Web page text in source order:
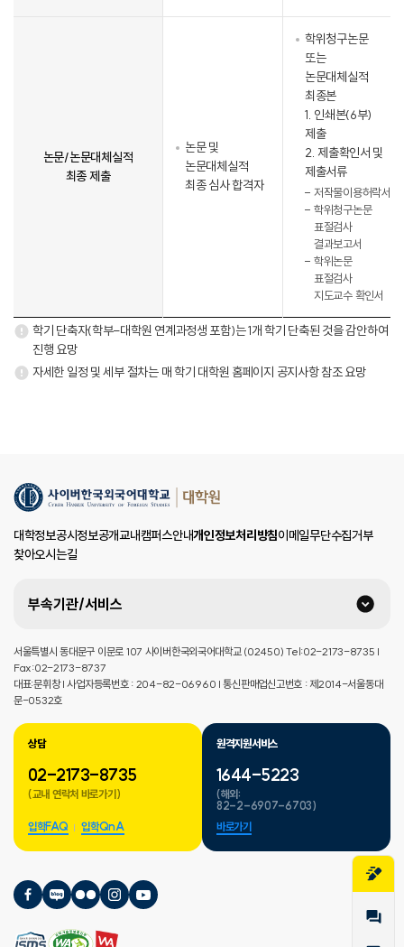
논문/논문대체실적
최종 제출
논문 및
논문대체실적
최종 심사 합격자
학위청구논문
또는
논문대체실적
최종본
1. 인쇄본(6부)
제출
2. 제출확인서 및
제출서류
저작물이용허락서
학위청구논문
표절검사
결과보고서
학위논문
표절검사
지도교수 확인서
학기 단축자(학부-대학원 연계과정생 포함)는 1개 학기 단축된 것을 감안하여
진행 요망
자세한 일정 및 세부 절차는 매 학기 대학원 홈페이지 공지사항 참조 요망
대학정보공시정보공개교내캠퍼스안내개인정보처리방침이메일무단수집거부
찾아오시는길
부속기관/서비스
서울특별시 동대문구 이문로 107 사이버한국외국어대학교 (02450) Tel:02-2173-8735 |
Fax:02-2173-8737
대표:문휘창 | 사업자등록번호 : 204-82-06960 | 통신판매업신고번호 : 제2014-서울동대
문-0532호
상담
02-2173-8735
(교내 연락처 바로가기)
입학FAQ 입학QnA
원격지원서비스
1644-5223
(해외:
82-2-6907-6703)
바로가기